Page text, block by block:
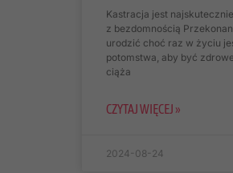
Kastracja jest
z bezdomnością
urodzić choć raz w życiu
potomstwa, aby być
ciąża
CZYTAJ WIĘCEJ »
2024-08-24